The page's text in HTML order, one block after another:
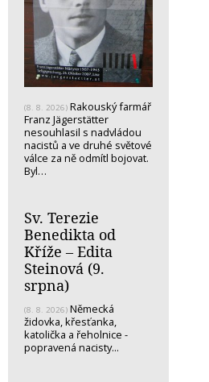
(8. 8. 2026) Rakouský farmář
Franz Jägerstätter
nesouhlasil s nadvládou
nacistů a ve druhé světové
válce za ně odmítl bojovat.
Byl…
Sv. Terezie
Benedikta od
Kříže – Edita
Steinová (9.
srpna)
(8. 8. 2026) Německá
židovka, křesťanka,
katolička a řeholnice -
popravená nacisty...